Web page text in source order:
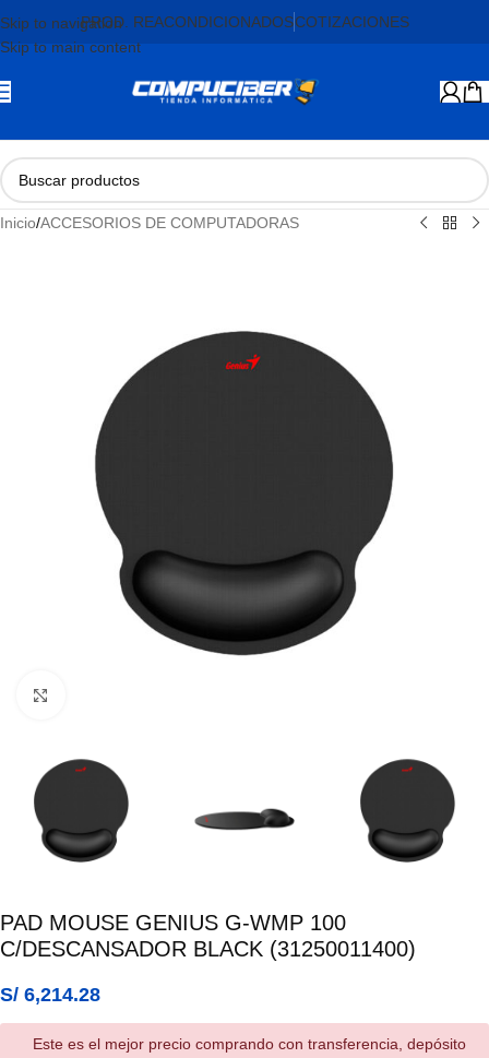
Skip to navigation
Skip to main content
PROD. REACONDICIONADOSCOTIZACIONES
Inicio/ACCESORIOS DE COMPUTADORAS
PAD MOUSE GENIUS G-WMP 100
C/DESCANSADOR BLACK (31250011400)
S/ 6,214.28
Este es el mejor precio comprando con transferencia, depósito